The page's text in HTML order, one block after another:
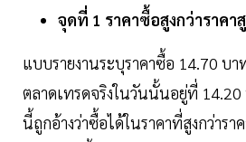
จุดที่ 1 ราคาซื้อสูงกว่าราคา
แบบรายงานระบุราคาซื้อ 14.70 บ
ตลาดเทรดจริงในวันนั้นอยู่ที่ 14.20
นี้ถูกอ้างว่าซื้อได้ในราคาที่สูงกว่ารา